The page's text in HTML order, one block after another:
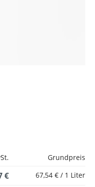
Grundpreis
€ 67,54 € / 1 Liter